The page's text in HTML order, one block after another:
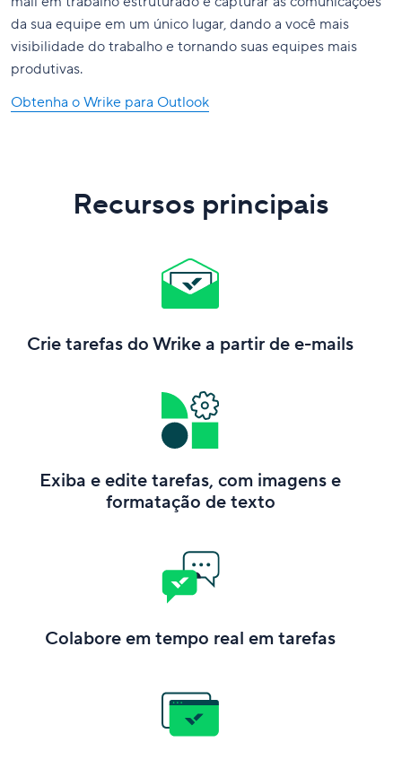
da sua equipe em um único lugar, dando a você mais
visibilidade do trabalho e tornando suas equipes mais
produtivas.
Obtenha o Wrike para Outlook
Recursos principais
Crie tarefas do Wrike a partir de e-mails
Exiba e edite tarefas, com imagens e
formatação de texto
Colabore em tempo real em tarefas